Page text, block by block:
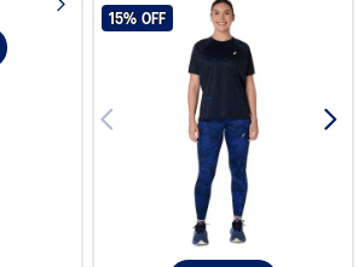
15% OFF